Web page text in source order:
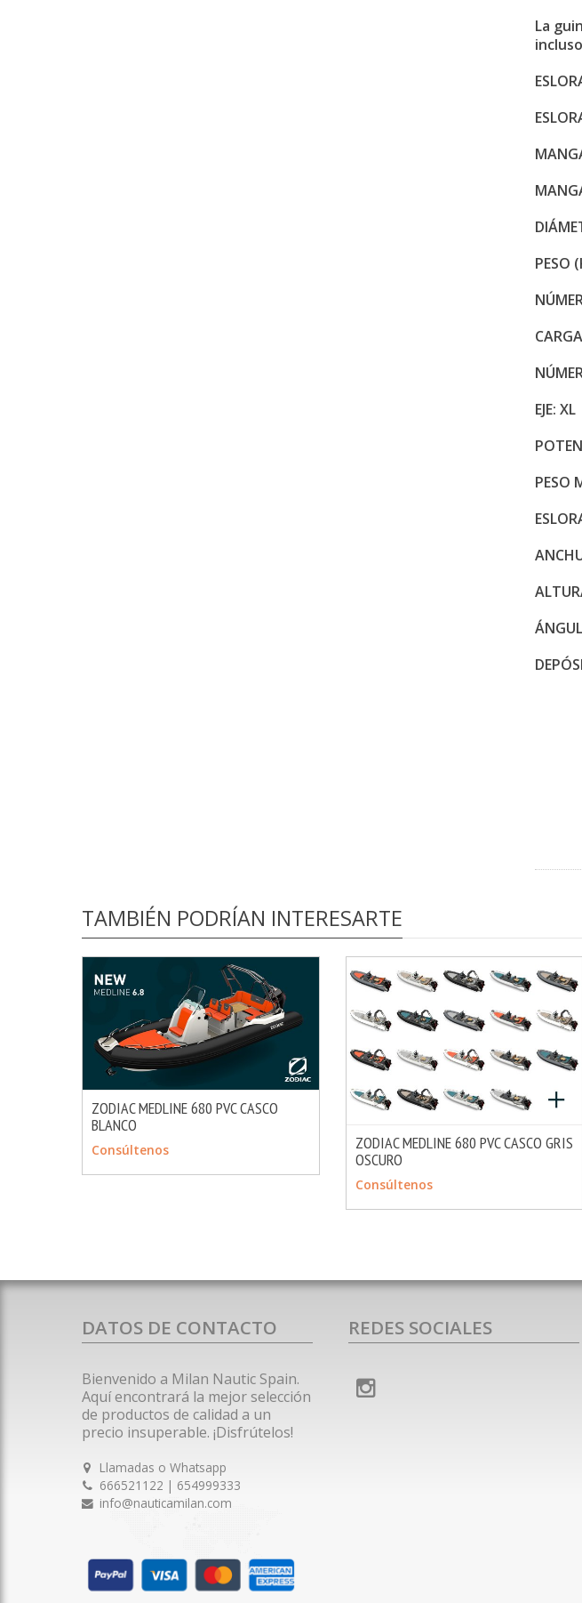
La
PESO
EJE: XL
PESO
TAMBIÉN PODRÍAN INTERESARTE
CONSULTAR
ZODIAC MEDLINE 680 PVC CASCO
BLANCO
Consúltenos
CONSULTAR
ZODIAC MEDLINE 680 PVC CASCO GRIS
OSCURO
Consúltenos
DATOS DE CONTACTO
Bienvenido a Milan Nautic Spain.
Aquí encontrará la mejor selección
de productos de calidad a un
precio insuperable. ¡Disfrútelos!
Llamadas o Whatsapp
666521122 | 654999333
info@nauticamilan.com
REDES SOCIALES